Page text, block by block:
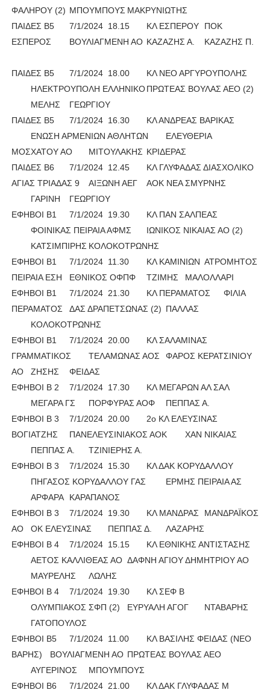
ΦΑΛΗΡΟΥ (2) ΜΠΟΥΜΠΟΥΣ ΜΑΚΡΥΝΙΩΤΗΣ
ΠΑΙΔΕΣ Β5
7/1/2024 18.15 ΚΛ ΕΣΠΕΡΟΥ
ΠΟΚ
ΕΣΠΕΡΟΣ
ΒΟΥΛΙΑΓΜΕΝΗ ΑΟ ΚΑΖΑΖΗΣ Α. ΚΑΖΑΖΗΣ Π.
ΠΑΙΔΕΣ Β5 7/1/2024 18.00
ΚΛ ΝΕΟ ΑΡΓΥΡΟΥΠΟΛΗΣ
ΗΛΕΚΤΡΟΥΠΟΛΗ ΕΛΛΗΝΙΚΟΠΡΩΤΕΑΣ ΒΟΥΛΑΣ ΑΕΟ (2)
ΜΕΛΗΣ
ΓΕΩΡΓΙΟΥ
ΠΑΙΔΕΣ Β5
7/1/2024 16.30
ΚΛ ΑΝΔΡΕΑΣ ΒΑΡΙΚΑΣ
ΕΝΩΣΗ ΑΡΜΕΝΙΩΝ ΑΘΛΗΤΩΝ
ΕΛΕΥΘΕΡΙΑ
ΜΟΣΧΑΤΟΥ ΑΟ
ΜΙΤΟΥΛΑΚΗΣ ΚΡΙΔΕΡΑΣ
ΠΑΙΔΕΣ Β6
7/1/2024 12.45
ΚΛ ΓΛΥΦΑΔΑΣ ΔΙΑΣΧΟΛΙΚΟ
ΑΓΙΑΣ ΤΡΙΑΔΑΣ 9
ΑΙΞΩΝΗ ΑΕΓ
ΑΟΚ ΝΕΑ ΣΜΥΡΝΗΣ
ΓΑΡΙΝΗ
ΓΕΩΡΓΙΟΥ
ΕΦΗΒΟΙ Β1
7/1/2024 19.30
ΚΛ ΠΑΝ ΣΑΛΠΕΑΣ
ΦΟΙΝΙΚΑΣ ΠΕΙΡΑΙΑ ΑΦΜΣ
ΙΩΝΙΚΟΣ ΝΙΚΑΙΑΣ ΑΟ (2)
ΚΑΤΣΙΜΠΙΡΗΣ ΚΟΛΟΚΟΤΡΩΝΗΣ
ΕΦΗΒΟΙ Β1
7/1/2024 11.30 ΚΛ ΚΑΜΙΝΙΩΝ ΑΤΡΟΜΗΤΟΣ
ΠΕΙΡΑΙΑ ΕΣΗ
ΕΘΝΙΚΟΣ ΟΦΠΦ ΤΖΙΜΗΣ
ΜΑΛΟΛΛΑΡΙ
ΕΦΗΒΟΙ Β1
7/1/2024 21.30 ΚΛ ΠΕΡΑΜΑΤΟΣ
ΦΙΛΙΑ
ΠΕΡΑΜΑΤΟΣ
ΔΑΣ ΔΡΑΠΕΤΣΩΝΑΣ (2) ΠΑΛΛΑΣ
ΚΟΛΟΚΟΤΡΩΝΗΣ
ΕΦΗΒΟΙ Β1
7/1/2024 20.00
ΚΛ ΣΑΛΑΜΙΝΑΣ
ΓΡΑΜΜΑΤΙΚΟΣ
ΤΕΛΑΜΩΝΑΣ ΑΟΣ
ΦΑΡΟΣ ΚΕΡΑΤΣΙΝΙΟΥ
ΑΟ
ΖΗΣΗΣ
ΦΕΙΔΑΣ
ΕΦΗΒΟΙ Β 2
7/1/2024 17.30
ΚΛ ΜΕΓΑΡΩΝ ΑΛ ΣΑΛ
ΜΕΓΑΡΑ ΓΣ
ΠΟΡΦΥΡΑΣ ΑΟΦ
ΠΕΠΠΑΣ Α.
ΕΦΗΒΟΙ Β 3
7/1/2024 20.00
2ο ΚΛ ΕΛΕΥΣΙΝΑΣ
ΒΟΓΙΑΤΖΗΣ
ΠΑΝΕΛΕΥΣΙΝΙΑΚΟΣ ΑΟΚ
ΧΑΝ ΝΙΚΑΙΑΣ
ΠΕΠΠΑΣ Α.
ΤΖΙΝΙΕΡΗΣ Α.
ΕΦΗΒΟΙ Β 3
7/1/2024 15.30
ΚΛ ΔΑΚ ΚΟΡΥΔΑΛΛΟΥ
ΠΗΓΑΣΟΣ ΚΟΡΥΔΑΛΛΟΥ ΓΑΣ
ΕΡΜΗΣ ΠΕΙΡΑΙΑ ΑΣ
ΑΡΦΑΡΑ
ΚΑΡΑΠΑΝΟΣ
ΕΦΗΒΟΙ Β 3
7/1/2024 19.30 ΚΛ ΜΑΝΔΡΑΣ
ΜΑΝΔΡΑΪΚΟΣ
ΑΟ
ΟΚ ΕΛΕΥΣΙΝΑΣ ΠΕΠΠΑΣ Δ.
ΛΑΖΑΡΗΣ
ΕΦΗΒΟΙ Β 4
7/1/2024 15.15
ΚΛ ΕΘΝΙΚΗΣ ΑΝΤΙΣΤΑΣΗΣ
ΑΕΤΟΣ ΚΑΛΛΙΘΕΑΣ ΑΟ ΔΑΦΝΗ ΑΓΙΟΥ ΔΗΜΗΤΡΙΟΥ ΑΟ
ΜΑΥΡΕΛΗΣ
ΛΩΛΗΣ
ΕΦΗΒΟΙ Β 4
7/1/2024 19.30
ΚΛ ΣΕΦ Β
ΟΛΥΜΠΙΑΚΟΣ ΣΦΠ (2)
ΕΥΡΥΑΛΗ ΑΓΟΓ
ΝΤΑΒΑΡΗΣ
ΓΑΤΟΠΟΥΛΟΣ
ΕΦΗΒΟΙ Β5
7/1/2024 11.00
ΚΛ ΒΑΣΙΛΗΣ ΦΕΙΔΑΣ (ΝΕΟ
ΒΑΡΗΣ)
ΒΟΥΛΙΑΓΜΕΝΗ ΑΟ ΠΡΩΤΕΑΣ ΒΟΥΛΑΣ ΑΕΟ
ΑΥΓΕΡΙΝΟΣ
ΜΠΟΥΜΠΟΥΣ
ΕΦΗΒΟΙ Β6
7/1/2024 21.00
ΚΛ ΔΑΚ ΓΛΥΦΑΔΑΣ Μ